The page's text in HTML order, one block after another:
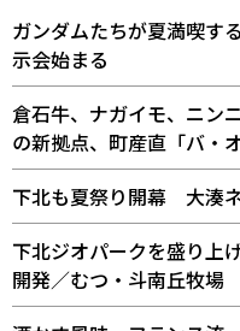
ガンダムたちが夏満喫
示会始まる
倉石牛、ナガイモ、ニ
の新拠点、町産直「バ・
下北も夏祭り開幕 大湊
下北ジオパークを盛り
開発／むつ・斗南丘牧場